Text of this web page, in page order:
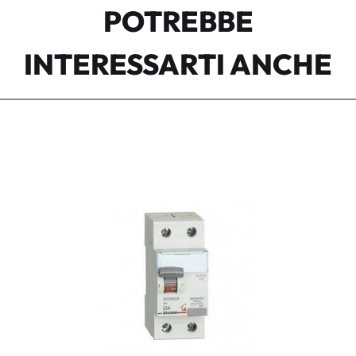
POTREBBE
INTERESSARTI ANCHE